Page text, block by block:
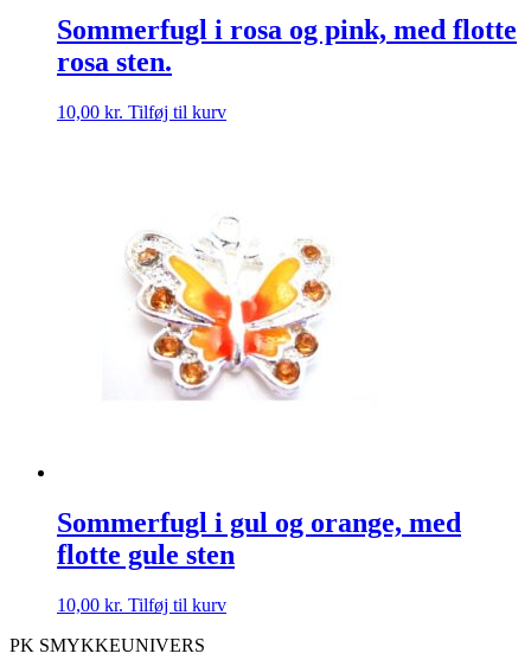
Sommerfugl i rosa og pink, med flotte
rosa sten.
10,00 kr. Tilføj til kurv
Sommerfugl i gul og orange, med
flotte gule sten
10,00 kr. Tilføj til kurv
PK SMYKKEUNIVERS